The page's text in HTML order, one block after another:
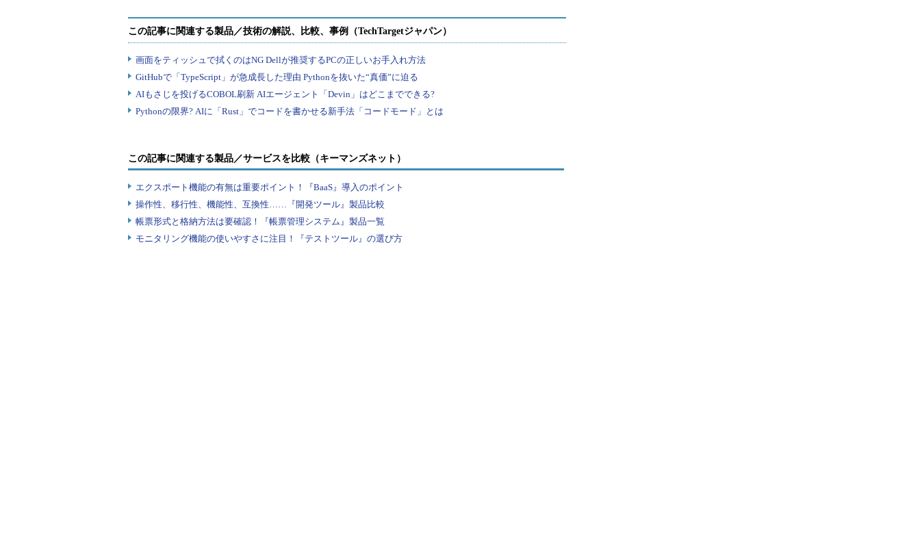
この記事に関連する製品／サービスを比較（キーマンズネット）
エクスポート機能の有無は重要ポイント！『BaaS』導入のポイント
操作性、移行性、機能性、互換性……『開発ツール』製品比較
帳票形式と格納方法は要確認！『帳票管理システム』製品一覧
モニタリング機能の使いやすさに注目！『テストツール』の選び方